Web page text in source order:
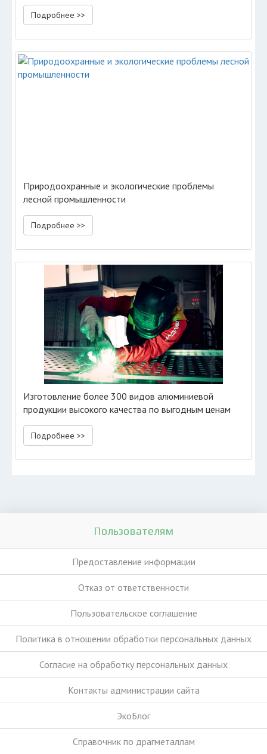
Подробнее >>
Природоохранные и экологические проблемы
лесной промышленности
Подробнее >>
Изготовление более 300 видов алюминиевой
продукции высокого качества по выгодным ценам
Подробнее >>
Пользователям
Предоставление информации
Отказ от ответственности
Пользовательское соглашение
Политика в отношении обработки персональных данных
Согласие на обработку персональных данных
Контакты администрации сайта
ЭкоБлог
Справочник по драгметаллам